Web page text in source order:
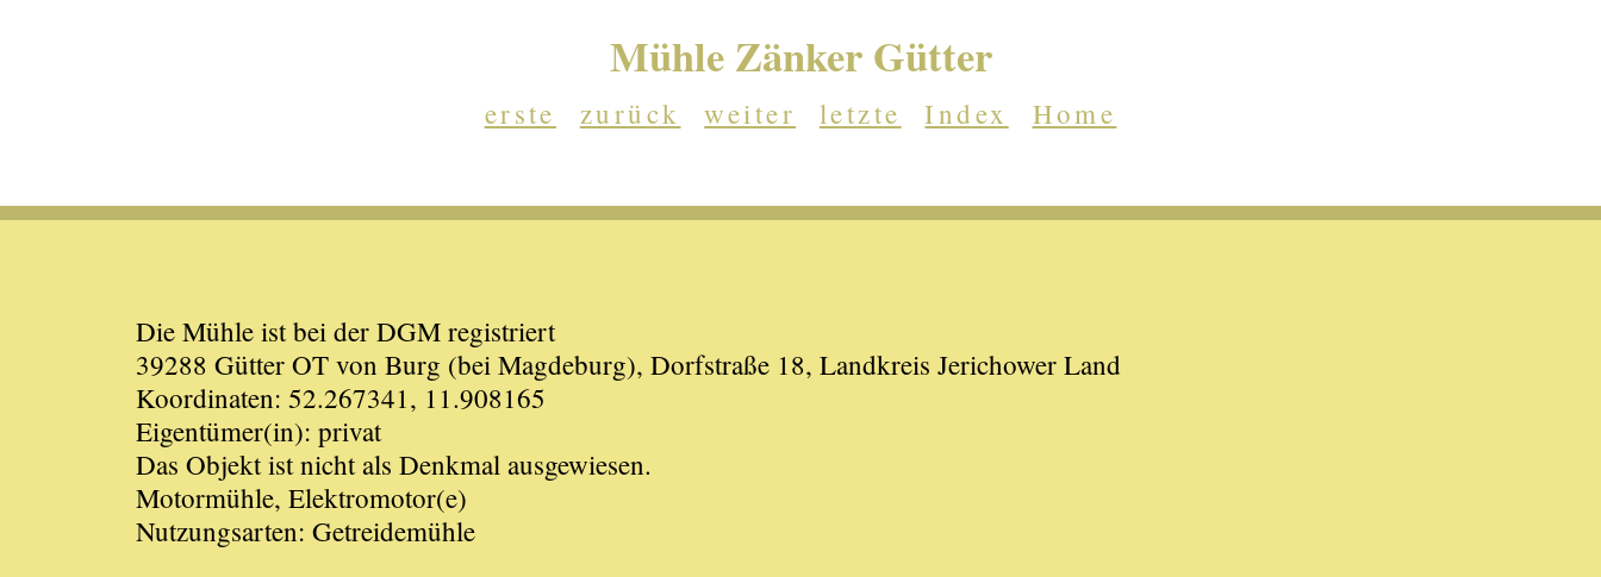
Mühle Zänker Gütter
erste zurück weiter letzte Index Home
Die Mühle ist bei der DGM registriert
39288 Gütter OT von Burg (bei Magdeburg), Dorfstraße 18, Landkreis Jerichower Land
Koordinaten: 52.267341, 11.908165
Eigentümer(in): privat
Das Objekt ist nicht als Denkmal ausgewiesen.
Motormühle, Elektromotor(e)
Nutzungsarten: Getreidemühle